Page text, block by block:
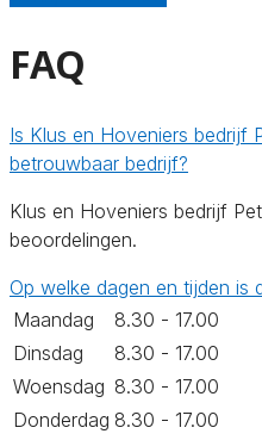
FAQ
Is Klus en Hoveniers bedrijf
betrouwbaar bedrijf?
Klus en Hoveniers bedrijf
beoordelingen.
Op welke dagen en tijden is
Maandag
8.30 - 17.00
Dinsdag
8.30 - 17.00
Woensdag 8.30 - 17.00
Donderdag 8.30 - 17.00